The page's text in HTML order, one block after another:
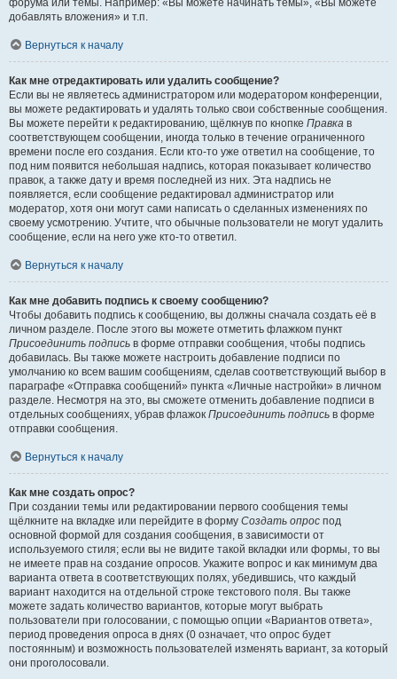
форума или темы. Например: «Вы можете начинать темы», «Вы можете
добавлять вложения» и т.п.
Вернуться к началу
Как мне отредактировать или удалить сообщение?
Если вы не являетесь администратором или модератором конференции,
вы можете редактировать и удалять только свои собственные сообщения.
Вы можете перейти к редактированию, щёлкнув по кнопке Правка в
соответствующем сообщении, иногда только в течение ограниченного
времени после его создания. Если кто-то уже ответил на сообщение, то
под ним появится небольшая надпись, которая показывает количество
правок, а также дату и время последней из них. Эта надпись не
появляется, если сообщение редактировал администратор или
модератор, хотя они могут сами написать о сделанных изменениях по
своему усмотрению. Учтите, что обычные пользователи не могут удалить
сообщение, если на него уже кто-то ответил.
Вернуться к началу
Как мне добавить подпись к своему сообщению?
Чтобы добавить подпись к сообщению, вы должны сначала создать её в
личном разделе. После этого вы можете отметить флажком пункт
Присоединить подпись в форме отправки сообщения, чтобы подпись
добавилась. Вы также можете настроить добавление подписи по
умолчанию ко всем вашим сообщениям, сделав соответствующий выбор в
параграфе «Отправка сообщений» пункта «Личные настройки» в личном
разделе. Несмотря на это, вы сможете отменить добавление подписи в
отдельных сообщениях, убрав флажок Присоединить подпись в форме
отправки сообщения.
Вернуться к началу
Как мне создать опрос?
При создании темы или редактировании первого сообщения темы
щёлкните на вкладке или перейдите в форму Создать опрос под
основной формой для создания сообщения, в зависимости от
используемого стиля; если вы не видите такой вкладки или формы, то вы
не имеете прав на создание опросов. Укажите вопрос и как минимум два
варианта ответа в соответствующих полях, убедившись, что каждый
вариант находится на отдельной строке текстового поля. Вы также
можете задать количество вариантов, которые могут выбрать
пользователи при голосовании, с помощью опции «Вариантов ответа»,
период проведения опроса в днях (0 означает, что опрос будет
постоянным) и возможность пользователей изменять вариант, за который
они проголосовали.